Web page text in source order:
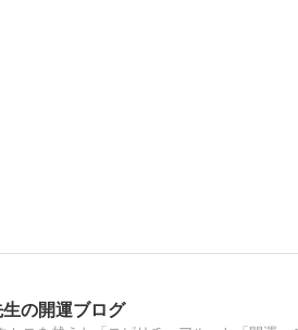
の開運ブログ